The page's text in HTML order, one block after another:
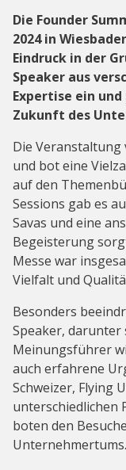
Die Founder
2024 in
Eindruck in der
Speaker aus
Expertise ein
Zukunft des
Die Veranstaltung
und bot eine
auf den
Sessions gab es
Savas und eine
Begeisterung
Messe war
Vielfalt und
Besonders
Speaker,
Meinungsführer
auch erfahrene
Schweizer, Flying
unterschiedlichen
boten den
Unternehmertums.